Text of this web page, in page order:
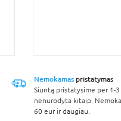
Nemokamas pristatymas
Siuntą pristatysime per 1-
nenurodyta kitaip.
60 eur ir daugiau.